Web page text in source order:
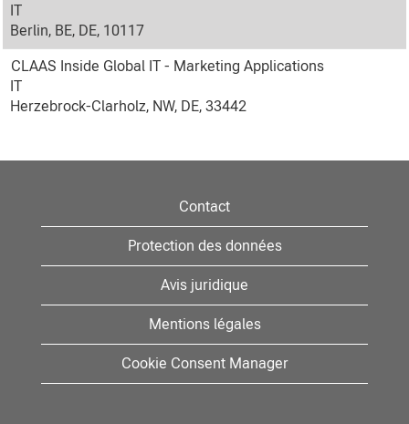
IT
Berlin, BE, DE, 10117
CLAAS Inside Global IT - Marketing Applications
IT
Herzebrock-Clarholz, NW, DE, 33442
Contact
Protection des données
Avis juridique
Mentions légales
Cookie Consent Manager